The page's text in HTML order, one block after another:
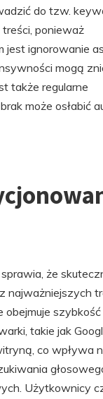
do tzw.
ponieważ
jest ignorowanie
mogą
także regularne
może osłabić
że
najważniejszych
szybkość
takie jak
co wpływa
Użytkownicy